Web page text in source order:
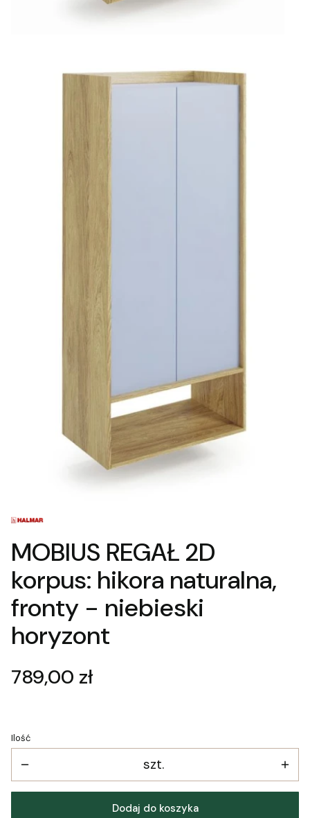
MOBIUS REGAŁ 2D
korpus: hikora naturalna,
fronty - niebieski
horyzont
Cena
789,00 zł
Ilość
szt.
Dodaj do koszyka